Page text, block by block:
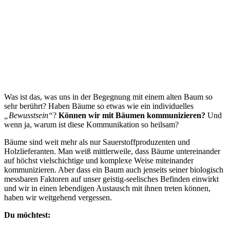
Was ist das, was uns in der Begegnung mit einem alten Baum so
sehr berührt? Haben Bäume so etwas wie ein individuelles
„Bewusstsein“? Können wir mit Bäumen kommunizieren? Und
wenn ja, warum ist diese Kommunikation so heilsam?
Bäume sind weit mehr als nur Sauerstoffproduzenten und
Holzlieferanten. Man weiß mittlerweile, dass Bäume untereinander
auf höchst vielschichtige und komplexe Weise miteinander
kommunizieren. Aber dass ein Baum auch jenseits seiner biologisch
messbaren Faktoren auf unser geistig-seelisches Befinden einwirkt
und wir in einen lebendigen Austausch mit ihnen treten können,
haben wir weitgehend vergessen.
Du möchtest: